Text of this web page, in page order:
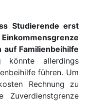
Studierende erst
Familienbeihilfe
könnte allerdings
führen. Um
Rechnung zu